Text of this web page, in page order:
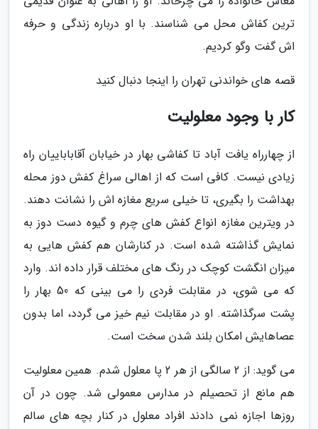
ترین کفاش محل می شناسند. با او درباره زندگی و حرفه
اش گفت وگو کردیم.
قصه های خواندنی تهران را اینجا دنبال کنید
کار با وجود معلولیت
از چهارراه یافت آباد تا کفاشی بهار در خیابان آقاباباییان راه
زیادی نیست. کافی است که از اهالی سراغ کفش دوز محله
بهداشت را بگیری، تا خیلی سریع مغازه اش را نشانت دهند.
در ویترین مغازه انواع کفش های چرم و گیوه دست دوز به
نمایش گذاشته شده است. در کنارشان هم کفش هایی به
میزان انگشت کوچک در رنگ های مختلف قرار داده اند. وارد
که می شوی، در مقابلت فردی را می بینی که 50 بهار را
پشت سرگذاشته. او در مقابلت نیم خیز می گردد، اما بدون
عصاهایش امکان بلند شدن سخت است.
می گوید: از 2 سالگی از هر 2 پا معلول شدم. همین معلولیت
هم مانع از تحصیلم در مدارس معمولی شد. چون در آن
روزها اجازه نمی دادند افراد معلول در کنار بچه های سالم